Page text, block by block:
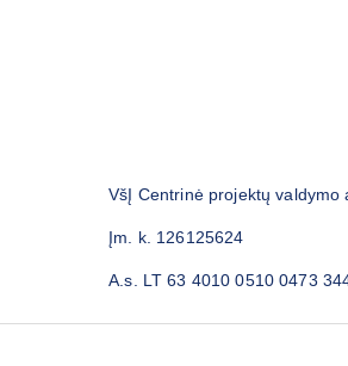
VšĮ Centrinė projektų valdymo
Įm. k. 126125624
A.s. LT 63 4010 0510 0473